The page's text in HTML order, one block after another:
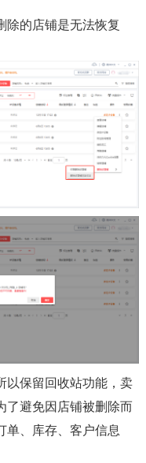
的店铺是无法恢复
以保留回收站功能，卖
了避免因店铺被删除而
单、库存、客户信息